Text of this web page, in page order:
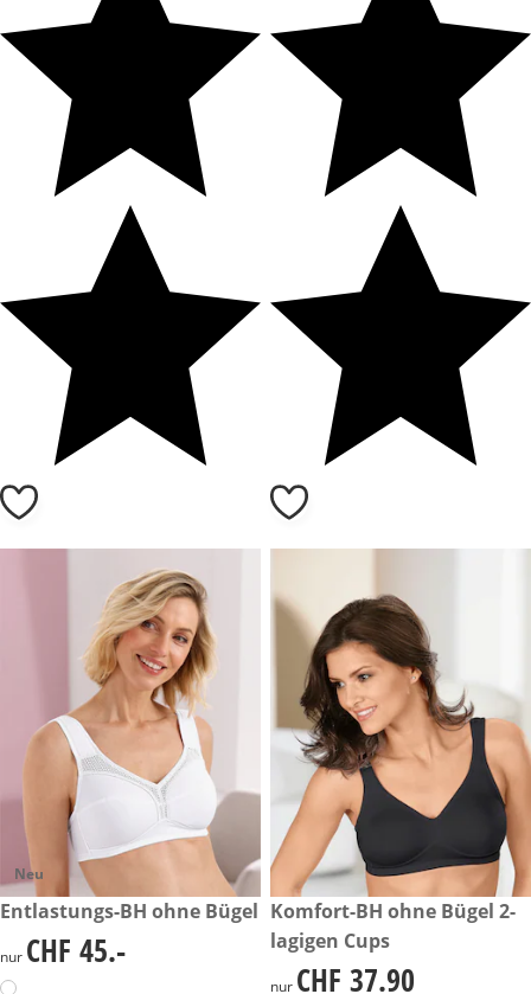
Neu
CHF 45.-
Entlastungs-BH ohne Bügel
CHF 45.-
nur CHF 45.-
CHF 37.90
Komfort-BH ohne Bügel 2-
lagigen Cups
CHF 37.90
nur CHF 37.90